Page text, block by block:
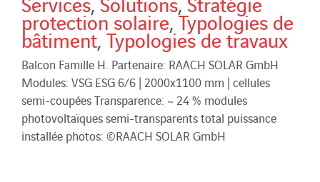
protection solaire,Typologies de
bâtiment,Typologies de travaux
Balcon Famille H. Partenaire: RAACH SOLAR GmbH
Modules: VSG ESG 6/6 | 2000x1100 mm | cellules
semi-coupées Transparence: ~ 24 % modules
photovoltaïques semi-transparents total puissance
installée photos: ©RAACH SOLAR GmbH